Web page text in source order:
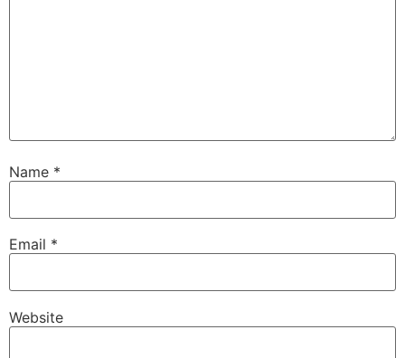
Name *
Email *
Website